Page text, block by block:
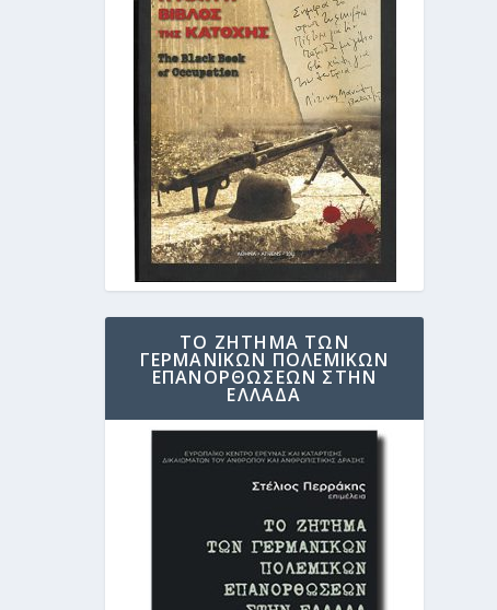
ΤΟ ΖΗΤΗΜΑ ΤΩΝ
ΓΕΡΜΑΝΙΚΩΝ ΠΟΛΕΜΙΚΩΝ
ΕΠΑΝΟΡΘΩΣΕΩΝ ΣΤΗΝ
ΕΛΛΑΔΑ